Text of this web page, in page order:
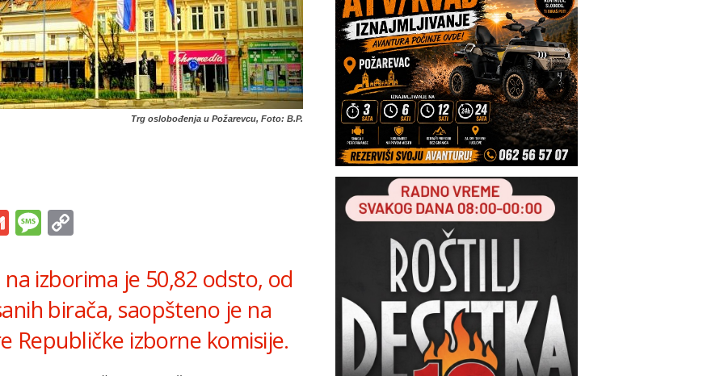
Trg oslobođenja u Požarevcu, Foto: B.P.
GmailMessage
izborima je 50,82 odsto, od
birača, saopšteno je na
Republičke izborne komisije.